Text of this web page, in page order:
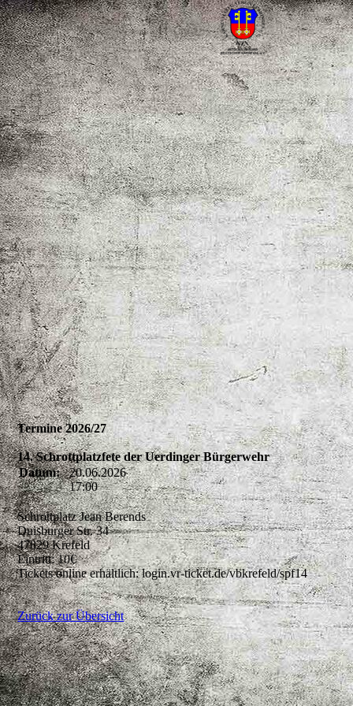
Termine 2026/27
14. Schrottplatzfete der Uerdinger Bürgerwehr
Datum:
20.06.2026
17:00
Schrottplatz Jean Berends
Duisburger Str. 34
47829 Krefeld
Eintritt: 10€
Tickets online erhältlich: login.vr-ticket.de/vbkrefeld/spf14
Zurück zur Übersicht